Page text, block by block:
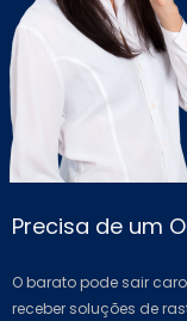
Precisa de um
O barato pode sair
receber soluções de